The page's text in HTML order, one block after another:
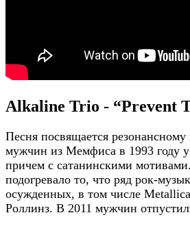
Alkaline Trio - “Prevent
Песня посвящается
мужчин из Мемфиса в 1993 году
причем с сатанинскими
подогревало то, что ряд рок-
осужденных, в том числе
Роллинз. В 2011 мужчин